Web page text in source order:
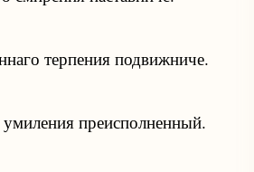
терпения подвижниче.
умиления преисполненный.